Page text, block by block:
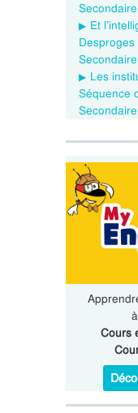
Secondaire
Et
Secondaire
Les
Séquence
Secondaire
Cours